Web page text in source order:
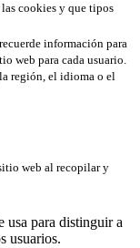
las cookies y que tipos
información para
web para cada usuario.
región, el idioma o el
web al recopilar y
usa para distinguir a
usuarios.